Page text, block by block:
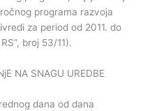
programa razvoja
za period od 2011. do
broj 53/11).
NA SNAGU UREDBE
dana od dana